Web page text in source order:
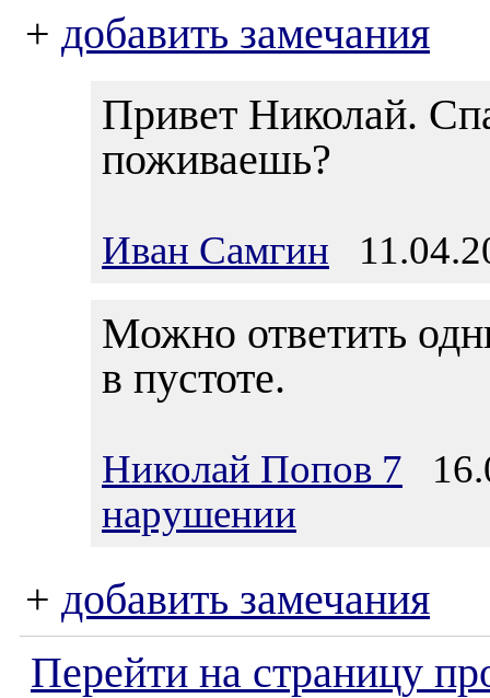
+ добавить замечания
Привет Николай.
поживаешь?
Иван Самгин
Можно ответить
в пустоте.
Николай Попов 7
нарушении
+ добавить замечания
Перейти на страницу